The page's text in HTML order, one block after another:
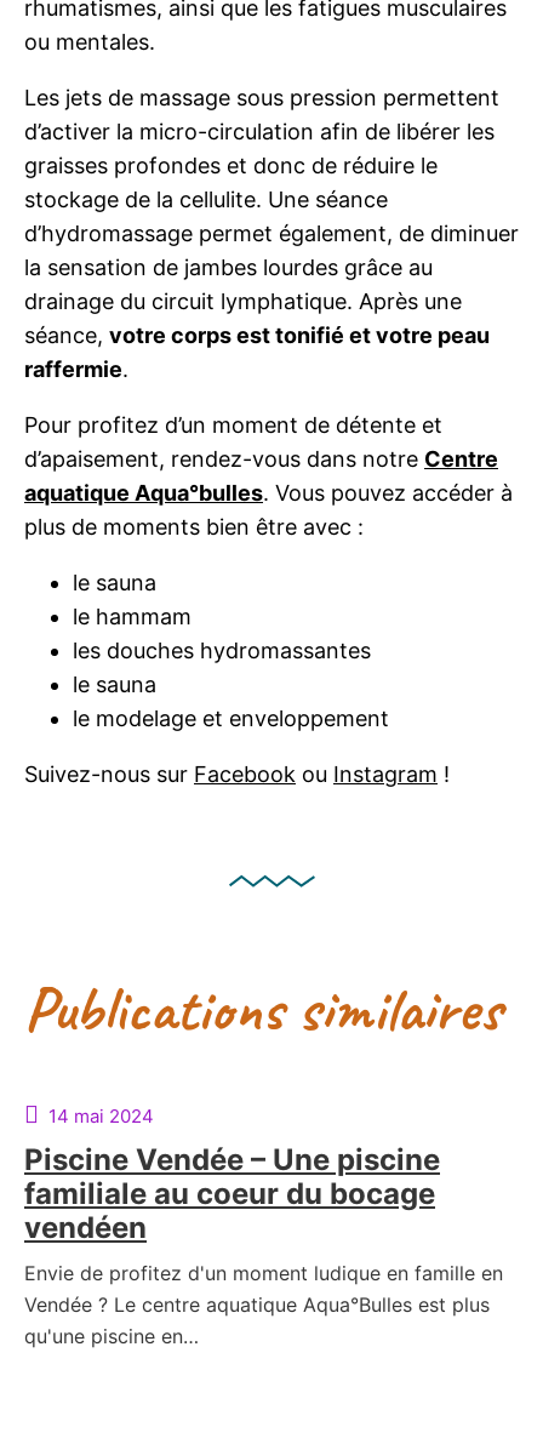
rhumatismes, ainsi que les fatigues musculaires
ou mentales.
Les jets de massage sous pression permettent
d’activer la micro-circulation afin de libérer les
graisses profondes et donc de réduire le
stockage de la cellulite. Une séance
d’hydromassage permet également, de diminuer
la sensation de jambes lourdes grâce au
drainage du circuit lymphatique. Après une
séance, votre corps est tonifié et votre peau
raffermie.
Pour profitez d’un moment de détente et
d’apaisement, rendez-vous dans notre Centre
aquatique Aqua°bulles. Vous pouvez accéder à
plus de moments bien être avec :
le sauna
le hammam
les douches hydromassantes
le sauna
le modelage et enveloppement
Suivez-nous sur Facebook ou Instagram !
Publications similaires
14 mai 2024
Piscine Vendée – Une piscine
familiale au coeur du bocage
vendéen
Envie de profitez d'un moment ludique en famille en
Vendée ? Le centre aquatique Aqua°Bulles est plus
qu'une piscine en…